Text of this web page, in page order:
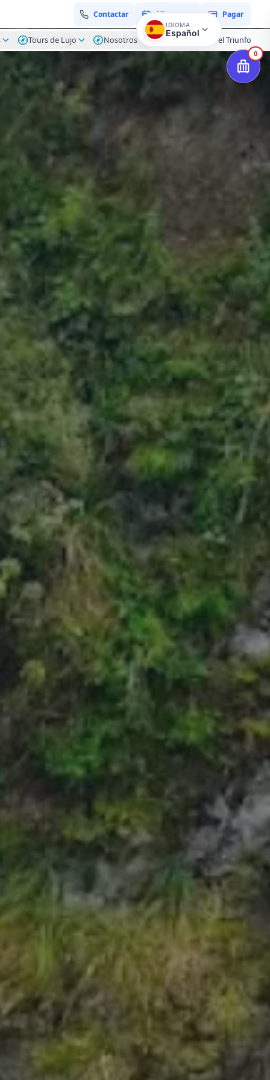
Contactar Mi reserva Pagar
Tours de Lujo Nosotros Blog Hacienda el Triunfo
IDIOMA
Español
0